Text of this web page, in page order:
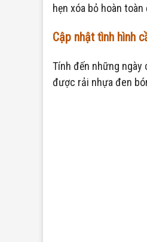
hẹn xóa bỏ hoàn
Cập nhật tình hình
Tính đến những ngày
được rải nhựa đen